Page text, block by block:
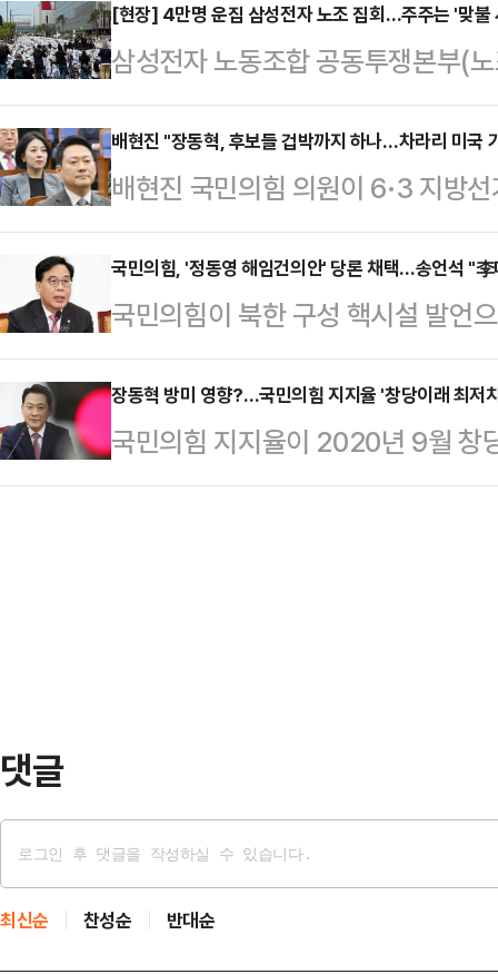
사전 점검회의를 개최해 청년미래
상황을 점검했다.청년미래적금은
산 형성 및 경제적 자립을 뒷받침하
상품이다.매월 최대 50만원 한도
월 납입한 금액에 정부 기여금을 매
자가 발생하며 이자소득세…
[현장] 4만명 운집 삼성전자 노조 집회…주주는 '맞불
삼성전자 노동조합 공동투쟁본부(
의대회를 열고 본격적인 집단 행동
색 조끼를 착용한 노조원들로 가득
뒷면에는 '삼성그룹 초기업노동조
겨졌다. 일부 노조원은 '상한폐지
힌 피켓을 든 채 집회에 참여했다.
졌다. 자신을 20년 근무자라고 소
회장부터 삼성…
배현진 "장동혁, 후보들 겁박까지 하나…차라리 미국
배현진 국민의힘 의원이 6·3 지방
교체하겠다고 엄포를 놓은 장동혁
하나. 차라리 미국 가시라"라고 날
"장동혁 대표가 말하는 해당행위가
서 장 대표는 이날 오전 서울 여의
언에서 "지금부터 발생하는 해당
가 해당 행위를 하면 즉시 교체하
일 앞으로 다가…
국민의힘, '정동영 해임건의안' 당론 채택…송언석 "
국민의힘이 북한 구성 핵시설 발언
제공한 정동영 통일부 장관의 해임
의힘 원내대표는 23일 국회에서 열
관을 경질하지 않고 있다면 당에서
들이 동의해 주면 당론 추진을 검토
장동혁 방미 영향?…국민의힘 지지율 '창당이래 최
국민의힘 지지율이 2020년 9월 창
브레인퍼블릭·케이스탯리서치·코
댓글
최신순 찬성순 반대순